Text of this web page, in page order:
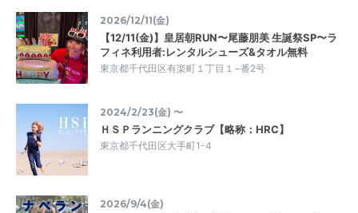
2026/12/11(金)
【12/11(金)】皇居朝RUN〜尾藤朋美 生誕祭SP〜ラ
フィネ利用者:レンタルシューズ&タオル無料
東京都千代田区有楽町１丁目１−番2号
2024/2/23(金) 〜
ＨＳＰランニングクラブ【略称：HRC】
東京都千代田区大手町1-4
2026/9/4(金)